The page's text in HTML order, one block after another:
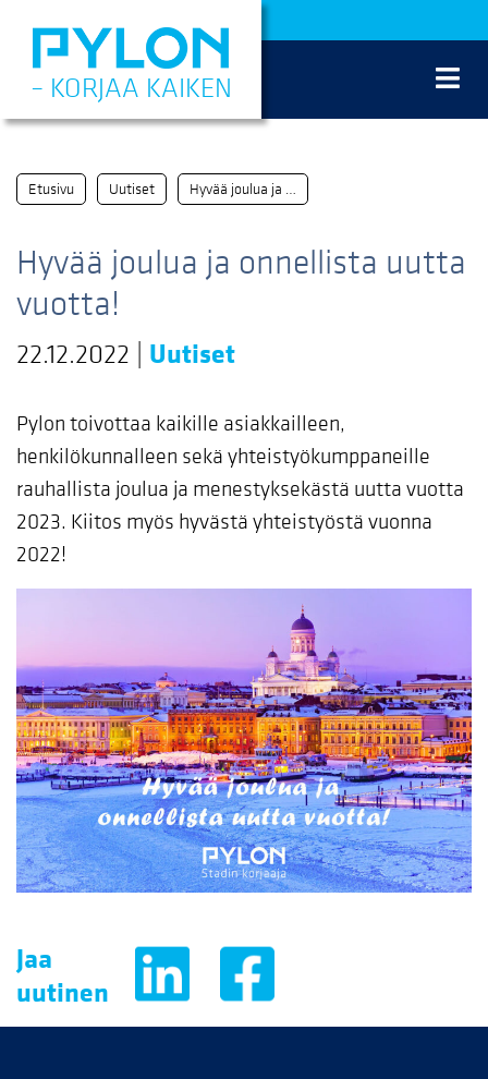
sisältöön
– KORJAA KAIKEN
Etusivu Uutiset Hyvää joulua ja onnellista uutta vuotta!
Hyvää joulua ja onnellista uutta
vuotta!
22.12.2022 Uutiset
Pylon toivottaa kaikille asiakkailleen,
henkilökunnalleen sekä yhteistyökumppaneille
rauhallista joulua ja menestyksekästä uutta vuotta
2023. Kiitos myös hyvästä yhteistyöstä vuonna
2022!
Jaa
uutinen